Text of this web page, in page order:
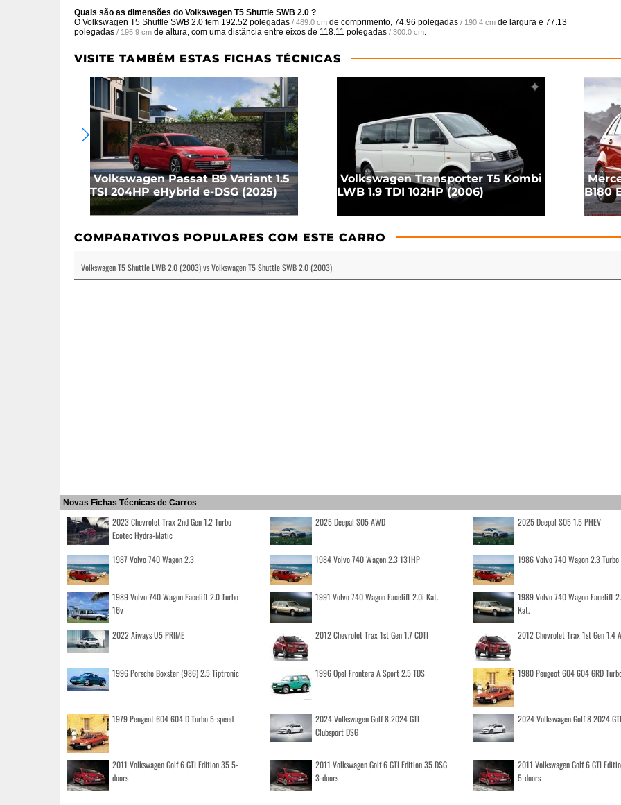
Quais são as dimensões do Volkswagen T5 Shuttle SWB 2.0 ?
O Volkswagen T5 Shuttle SWB 2.0 tem 192.52 polegadas / 489.0 cm de comprimento, 74.96 polegadas / 190.4 cm de largura e 77.13
polegadas / 195.9 cm de altura, com uma distância entre eixos de 118.11 polegadas / 300.0 cm
VISITE TAMBÉM ESTAS FICHAS TÉCNICAS
Volkswagen Passat B9 Variant 1.5
TSI 204HP eHybrid e-DSG (2025)
Volkswagen Transporter T5 Kombi
LWB 1.9 TDI 102HP (2006)
B180
COMPARATIVOS POPULARES COM ESTE CARRO
Volkswagen T5 Shuttle LWB 2.0 (2003) vs Volkswagen T5 Shuttle SWB 2.0 (2003)
Novas Fichas Técnicas de Carros
2023 Chevrolet Trax 2nd Gen 1.2 Turbo
Ecotec Hydra-Matic
2025 Deepal S05 AWD 2025 Deepal S05 1.5 PHEV
1987 Volvo 740 Wagon 2.3 1984 Volvo 740 Wagon 2.3 131HP 1986 Volvo 740 Wagon 2.3
1989 Volvo 740 Wagon Facelift 2.0 Turbo
16v
1991 Volvo 740 Wagon Facelift 2.0i Kat.
1989 Volvo 740 Wagon Facelift
Kat.
2022 Aiways U5 PRIME 2012 Chevrolet Trax 1st Gen 1.7 CDTI 2012 Chevrolet Trax 1st Gen 1.4
1996 Porsche Boxster (986) 2.5 Tiptronic 1996 Opel Frontera A Sport 2.5 TDS 1980 Peugeot 604 604 GRD
1979 Peugeot 604 604 D Turbo 5-speed
2024 Volkswagen Golf 8 2024 GTI
Clubsport DSG
2024 Volkswagen Golf 8 2024
2011 Volkswagen Golf 6 GTI Edition 35 5-
doors
2011 Volkswagen Golf 6 GTI Edition 35 DSG
3-doors
2011 Volkswagen Golf 6 GTI
5-doors